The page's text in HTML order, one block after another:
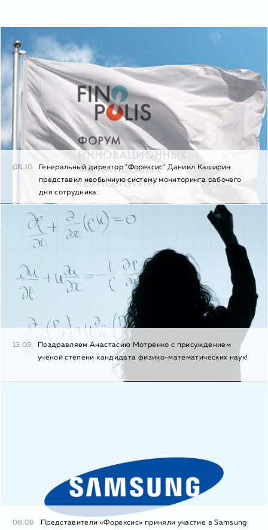
08.10
Генеральный директор "Форексис" Даниил Каширин
представил необычную систему мониторинга рабочего
дня сотрудника.
13.09
Поздравляем Анастасию Мотренко с присуждением
учёной степени кандидата физико-математических наук!
08.08 Представители «Форексис» приняли участие в Samsung